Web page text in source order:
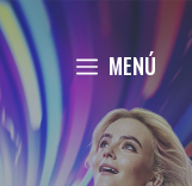
MENÚ